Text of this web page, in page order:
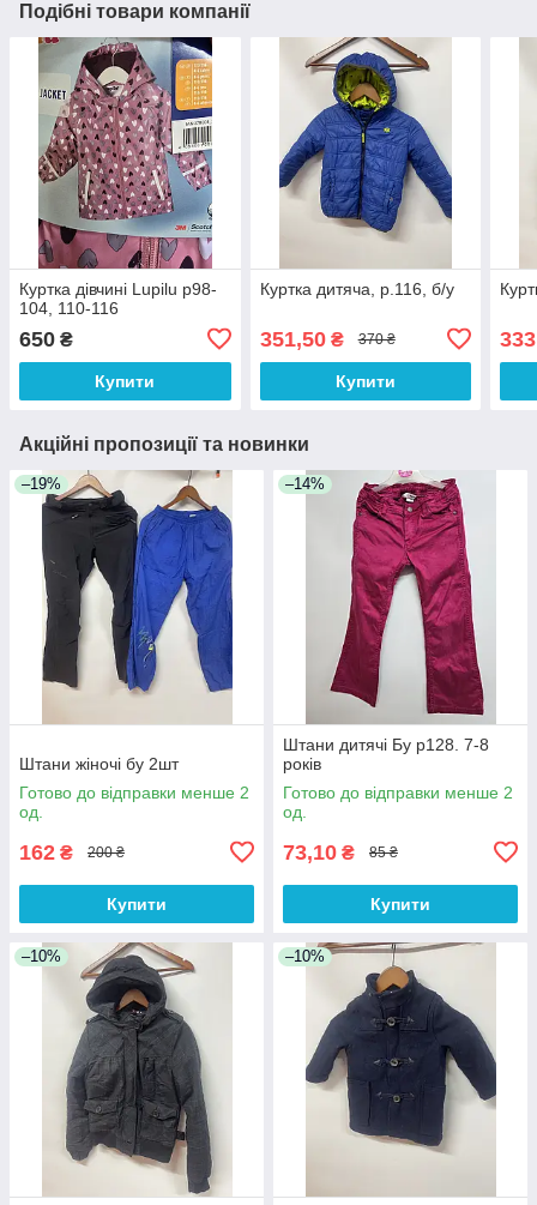
Подібні товари компанії
Куртка дівчині Lupilu р98-
104, 110-116
650 ₴
Купити
Куртка дитяча, р.116, б/у
351,50₴ 370 ₴
Купити
333
Акційні пропозиції та новинки
–19%
Штани жіночі бу 2шт
Готово до відправки менше 2
од.
162 ₴ 200 ₴
Купити
–14%
Штани дитячі Бу р128. 7-8
років
Готово до відправки менше 2
од.
73,10 ₴ 85 ₴
Купити
–10% –10%